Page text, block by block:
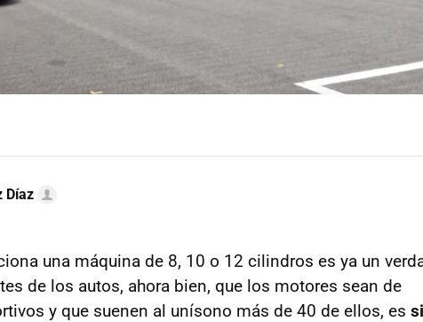
Díaz
una máquina de 8, 10 o 12 cilindros es ya un
de los autos, ahora bien, que los motores sean de
y que suenen al unísono más de 40 de ellos, es